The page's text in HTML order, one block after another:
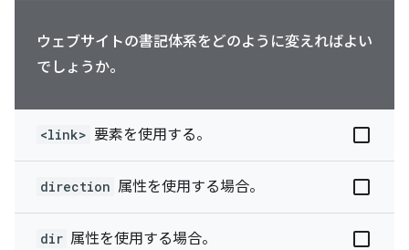
ウェブサイトの書記体系をどのように変えればよい
でしょうか。
<link> 要素を使用する。
direction 属性を使用する場合。
dir 属性を使用する場合。